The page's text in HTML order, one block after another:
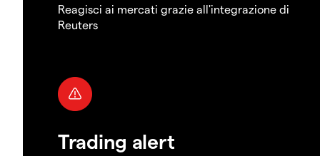
Reagisci ai mercati grazie all'integrazione di
Reuters
Trading alert